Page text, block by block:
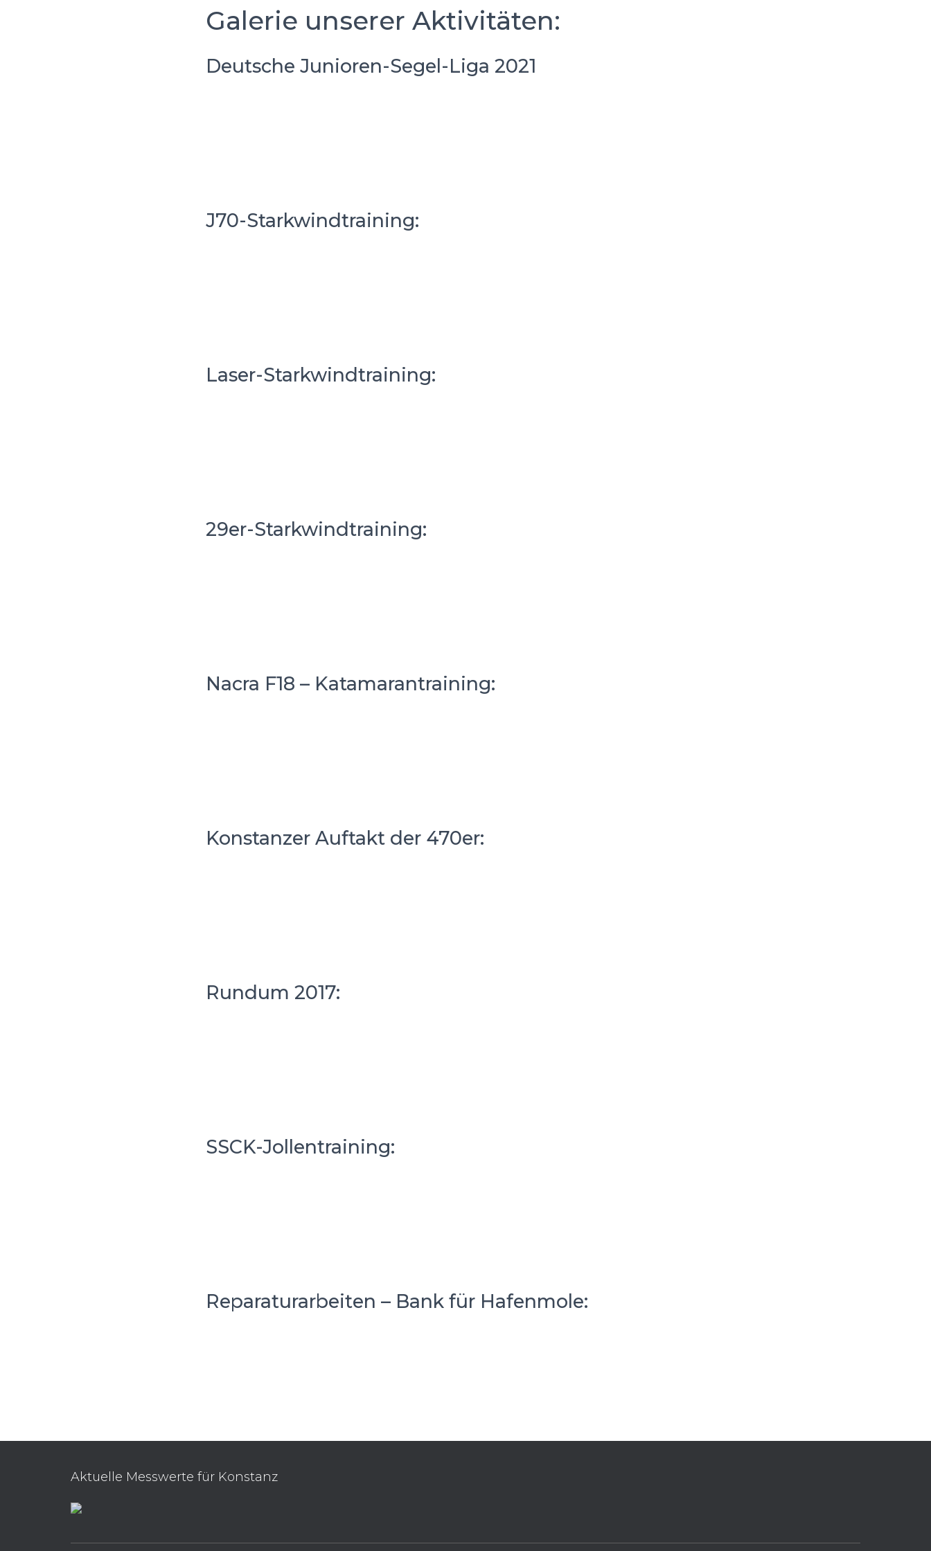
Galerie unserer Aktivitäten:
Deutsche Junioren-Segel-Liga 2021
J70-Starkwindtraining:
Laser-Starkwindtraining:
29er-Starkwindtraining:
Nacra F18 – Katamarantraining:
Konstanzer Auftakt der 470er:
Rundum 2017:
SSCK-Jollentraining:
Reparaturarbeiten – Bank für Hafenmole:
Aktuelle Messwerte für Konstanz